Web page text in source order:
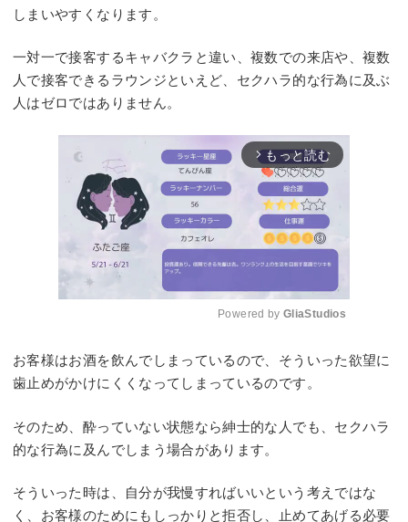
しまいやすくなります。
一対一で接客するキャバクラと違い、複数での来店や、複数
人で接客できるラウンジといえど、セクハラ的な行為に及ぶ
人はゼロではありません。
arrow_forward_ios もっと読む
Powered by GliaStudios
お客様はお酒を飲んでしまっているので、そういった欲望に
歯止めがかけにくくなってしまっているのです。
そのため、酔っていない状態なら紳士的な人でも、セクハラ
的な行為に及んでしまう場合があります。
そういった時は、自分が我慢すればいいという考えではな
く、お客様のためにもしっかりと拒否し、止めてあげる必要